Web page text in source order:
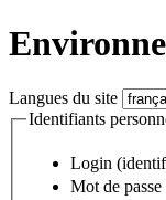
Langues du site
Identifiants
Login
Mot de passe